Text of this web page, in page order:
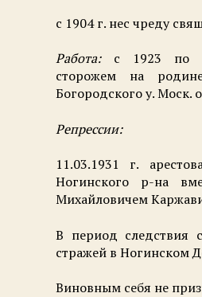
с 1904 г. нес чреду
Работа:с 1923 по
сторожем на
Богородского у. Моск.
Репрессии:
11.03.1931 г.
Ногинского р-на
Михайловичем
В период следствия
стражей в Ногинском
Виновным себя не